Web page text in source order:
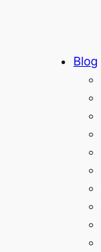
Blog